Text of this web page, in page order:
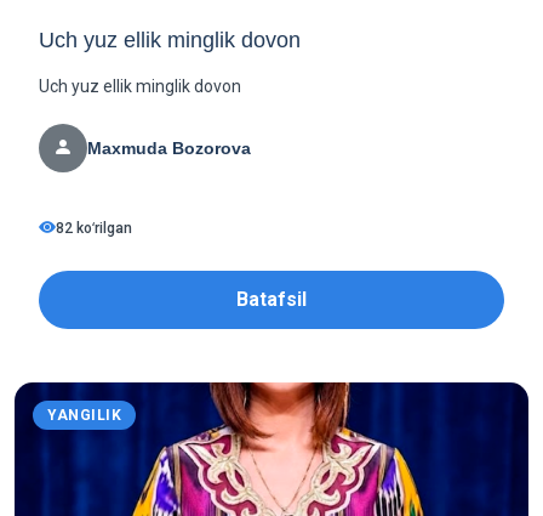
Uch yuz ellik minglik dovon
Uch yuz ellik minglik dovon
Maxmuda Bozorova
82 koʻrilgan
Batafsil
YANGILIK